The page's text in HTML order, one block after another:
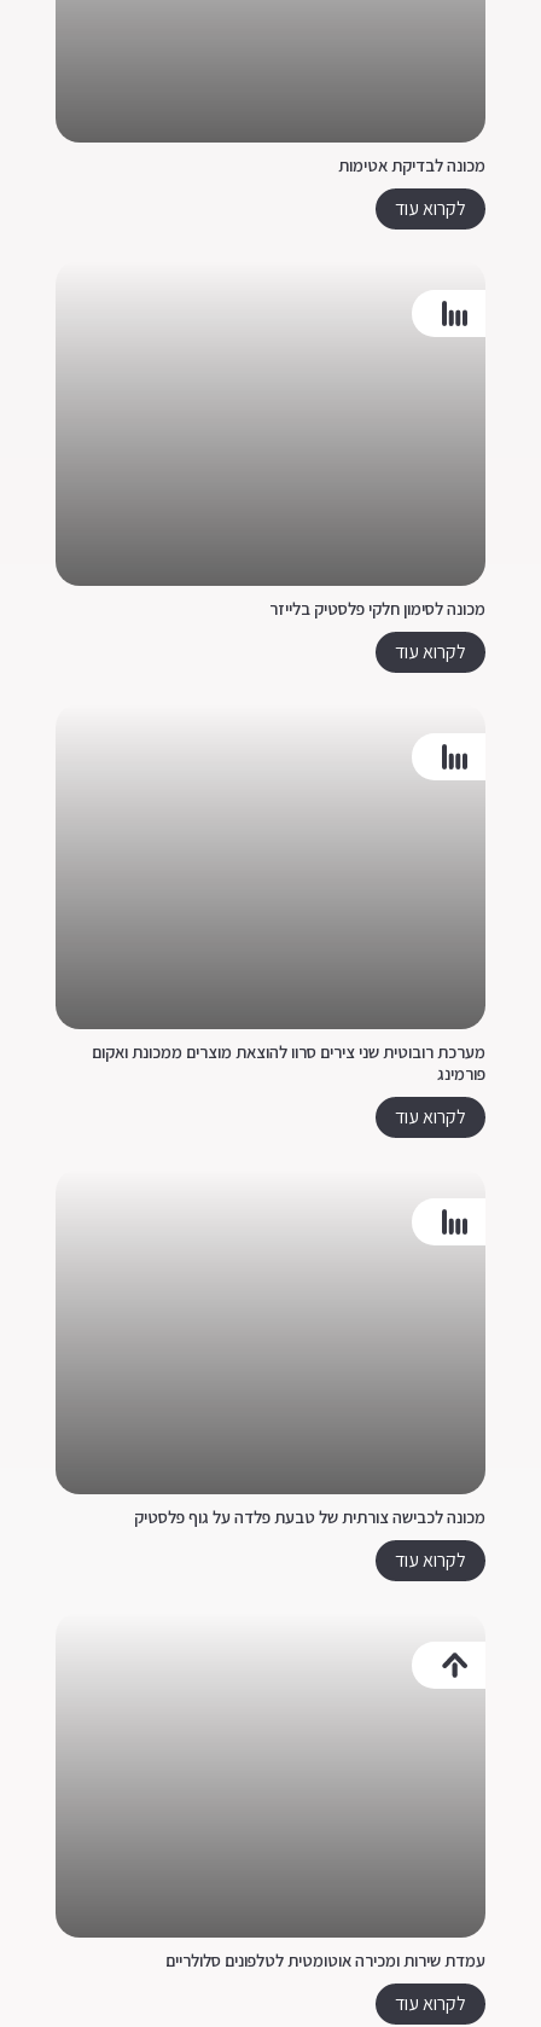
מכונה לבדיקת אטימות
לקרוא עוד
מכונה לסימון חלקי פלסטיק בלייזר
לקרוא עוד
מערכת רובוטית שני צירים סרוו להוצאת מוצרים ממכונת ואקום
פורמינג
לקרוא עוד
מכונה לכבישה צורתית של טבעת פלדה על גוף פלסטיק
לקרוא עוד
עמדת שירות ומכירה אוטומטית לטלפונים סלולריים
לקרוא עוד